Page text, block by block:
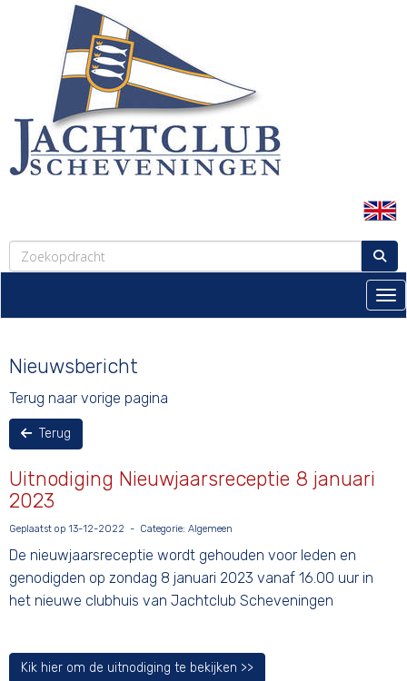
Nieuwsbericht
Terug naar vorige pagina
Terug
Uitnodiging Nieuwjaarsreceptie 8 januari
2023
Geplaatst op 13-12-2022 - Categorie: Algemeen
De nieuwjaarsreceptie wordt gehouden voor leden en
genodigden op zondag 8 januari 2023 vanaf 16.00 uur in
het nieuwe clubhuis van Jachtclub Scheveningen
Kik hier om de uitnodiging te bekijken >>